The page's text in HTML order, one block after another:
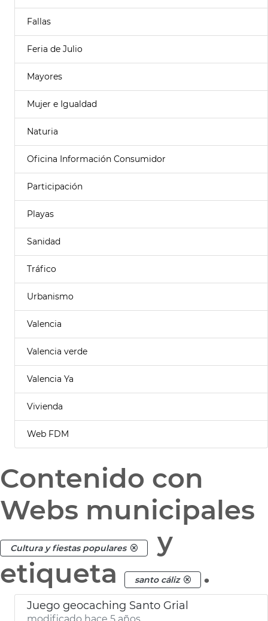
Fallas
Feria de Julio
Mayores
Mujer e Igualdad
Naturia
Oficina Información Consumidor
Participación
Playas
Sanidad
Tráfico
Urbanismo
Valencia
Valencia verde
Valencia Ya
Vivienda
Web FDM
Contenido con
Webs municipales
Cultura y fiestas populares
y
etiqueta
santo cáliz .
Juego geocaching Santo Grial
modificado hace 5 años